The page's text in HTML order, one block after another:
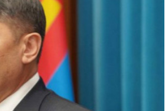
ДРАГОН ТӨВИЙН 3 ДАВХРААС
25 НАСТАЙ ЭМЭГТЭЙ АМИА ХОРЛОСОН
БОЛЗОШГҮЙ